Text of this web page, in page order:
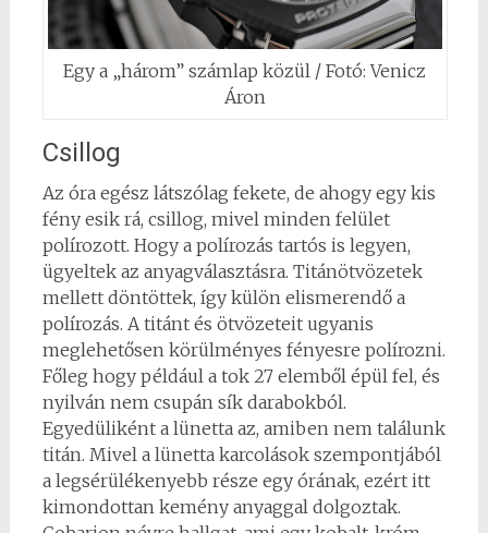
Egy a „három” számlap közül / Fotó: Venicz
Áron
Csillog
Az óra egész látszólag fekete, de ahogy egy kis
fény esik rá, csillog, mivel minden felület
polírozott. Hogy a polírozás tartós is legyen,
ügyeltek az anyagválasztásra. Titánötvözetek
mellett döntöttek, így külön elismerendő a
polírozás. A titánt és ötvözeteit ugyanis
meglehetősen körülményes fényesre polírozni.
Főleg hogy például a tok 27 elemből épül fel, és
nyilván nem csupán sík darabokból.
Egyedüliként a lünetta az, amiben nem találunk
titán. Mivel a lünetta karcolások szempontjából
a legsérülékenyebb része egy órának, ezért itt
kimondottan kemény anyaggal dolgoztak.